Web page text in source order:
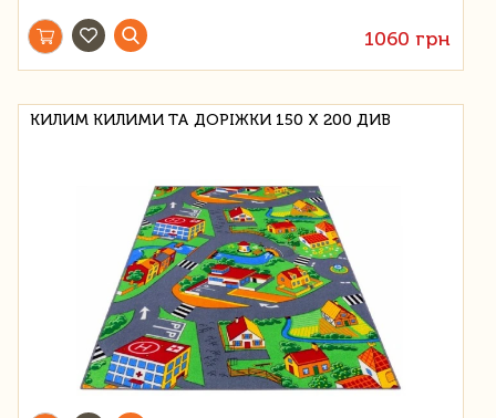
1060 грн
КИЛИМ КИЛИМИ ТА ДОРІЖКИ 150 Х 200 ДИВ